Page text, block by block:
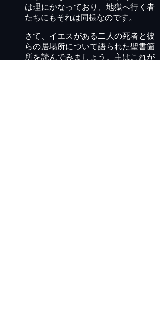
は理にかなっており、地獄へ行く者
たちにもそれは同様なのです。
さて、イエスがある二人の死者と彼
らの居場所について語られた聖書箇
所を読んでみましょう。主はこれが